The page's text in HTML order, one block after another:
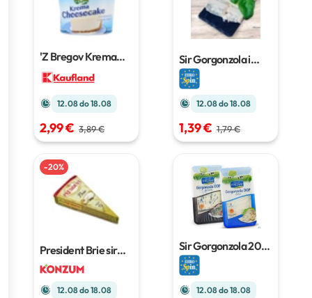
'Z Bregov Krema
sir500 g
12.08 do 18.08
2,99 € 3,89 €
Sir Gorgonzola i
Mascarpone
12.08 do 18.08
1,39 € 1,79 €
-20%
President Brie sir
200g
12.08 do 18.08
Sir Gorgonzola200
g
12.08 do 18.08